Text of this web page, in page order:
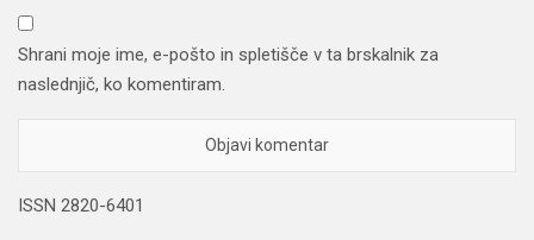
Shrani moje ime, e-pošto in spletišče v ta brskalnik za
naslednjič, ko komentiram.
ISSN 2820-6401